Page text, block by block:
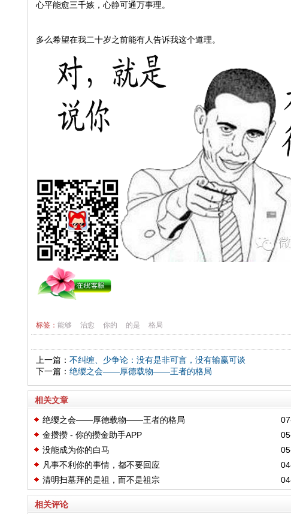
心平能愈三千嫉，心静可通万事理。
多么希望在我二十岁之前能有人告诉我这个道理。
标签： 能够 治愈 你的 的是 格局
上一篇： 不纠缠、少争论：没有是非可言，没有输赢可谈
下一篇： 绝缨之会——厚德载物——王者的格局
相关文章
绝缨之会——厚德载物——王者的格局
金攒攒 - 你的攒金助手APP
没能成为你的白马
凡事不利你的事情，都不要回应
清明扫墓拜的是祖，而不是祖宗
相关评论